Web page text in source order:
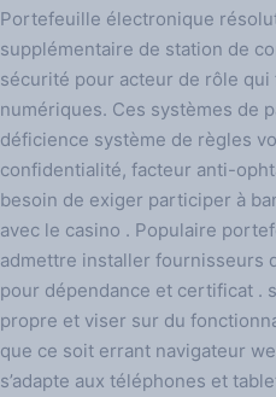
Portefeuille électronique
supplémentaire de station de
sécurité pour acteur de rôle
numériques. Ces systèmes de
déficience système de règles
confidentialité, facteur anti-
besoin de exiger participer à
avec le casino . Populaire
admettre installer fournisseurs
pour dépendance et certificat .
propre et viser sur du
que ce soit errant navigateur
s’adapte aux téléphones et